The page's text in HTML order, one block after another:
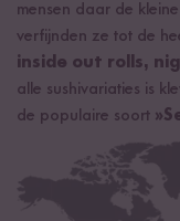
mensen daar de
verfijnden ze tot de
inside out rolls,
alle sushivariaties is
de populaire soort